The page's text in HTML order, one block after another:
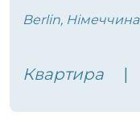
Berlin, Німеччина
Квартира